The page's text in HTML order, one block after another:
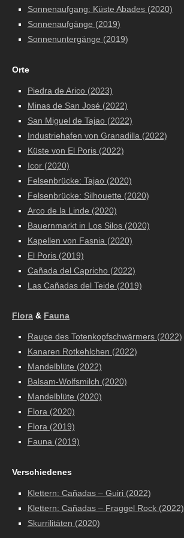
Sonnenaufgang: Küste Abades (2020)
Sonnenaufgänge (2019)
Sonnenuntergänge (2019)
Orte
Piedra de Arico (2023)
Minas de San José (2022)
San Miguel de Tajao (2022)
Industriehafen von Granadilla (2022)
Küste von El Poris (2022)
Icor (2020)
Felsenbrücke: Tajao (2020)
Felsenbrücke: Silhouette (2020)
Arco de la Linde (2020)
Bauernmarkt in Los Silos (2020)
Kapellen von Fasnia (2020)
El Poris (2019)
Cañada del Capricho (2022)
Las Cañadas del Teide (2019)
Flora & Fauna
Raupe des Totenkopfschwärmers (2022)
Kanaren Rotkehlchen (2022)
Mandelblüte (2022)
Balsam-Wolfsmilch (2020)
Mandelblüte (2020)
Flora (2020)
Flora (2019)
Fauna (2019)
Verschiedenes
Klettern: Cañadas – Guiri (2022)
Klettern: Cañadas – Fraggel Rock (2022)
Skurrilitäten (2020)